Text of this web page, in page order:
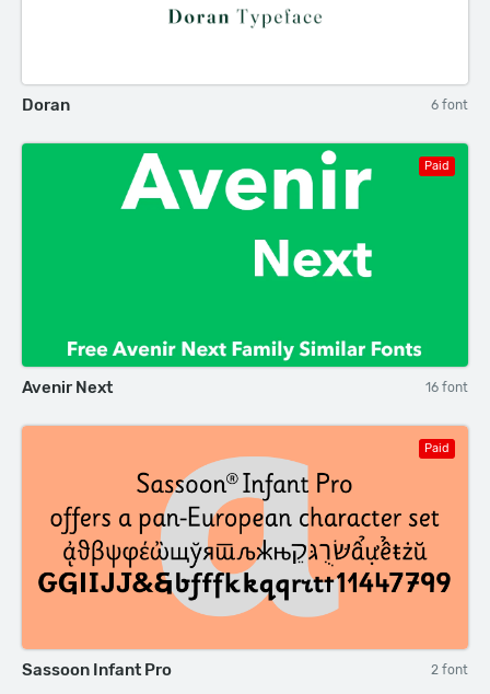
Doran 6 font
Paid
Avenir Next 16 font
Paid
Sassoon Infant Pro 2 font